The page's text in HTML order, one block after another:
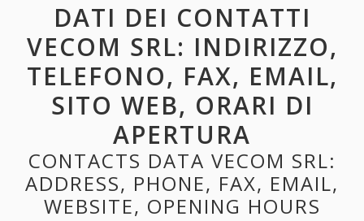
DATI DEI CONTATTI
VECOM SRL: INDIRIZZO,
TELEFONO, FAX, EMAIL,
SITO WEB, ORARI DI
APERTURA
CONTACTS DATA VECOM SRL:
ADDRESS, PHONE, FAX, EMAIL,
WEBSITE, OPENING HOURS